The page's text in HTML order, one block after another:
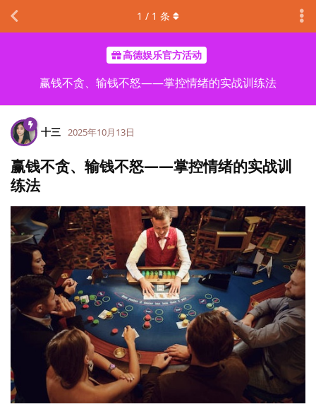
高德娱乐官方活动
赢钱不贪、输钱不怒——掌控情绪的实战训练法
1 / 1 条
十三 2025年10月13日
赢钱不贪、输钱不怒——掌控情绪的实战训
练法